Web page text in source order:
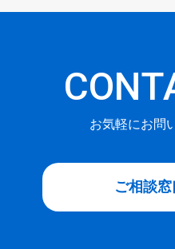
お気軽にお問
ご相談